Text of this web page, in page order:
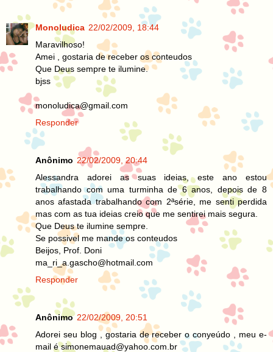
Monoludica 22/02/2009, 18:44
Maravilhoso!
Amei , gostaria de receber os conteudos
Que Deus sempre te ilumine.
bjss
monoludica@gmail.com
Responder
Anônimo 22/02/2009, 20:44
Alessandra adorei as suas ideias, este ano estou
trabalhando com uma turminha de 6 anos, depois de 8
anos afastada trabalhando com 2ªsérie, me senti perdida
mas com as tua ideias creio que me sentirei mais segura.
Que Deus te ilumine sempre.
Se possivel me mande os conteudos
Beijos, Prof. Doni
ma_ri_a.gascho@hotmail.com
Responder
Anônimo 22/02/2009, 20:51
Adorei seu blog , gostaria de receber o conyeúdo , meu e-
mail é simonemauad@yahoo.com.br